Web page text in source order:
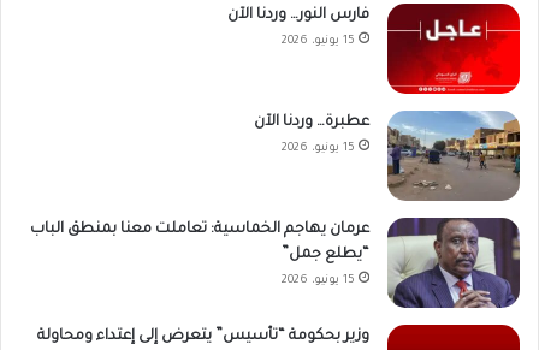
فارس النور… وردنا الآن
15 يونيو، 2026
عطبرة… وردنا الآن
15 يونيو، 2026
عرمان يهاجم الخماسية: تعاملت معنا بمنطق الباب
“يطلع جمل”
15 يونيو، 2026
وزير بحكومة “تأسيس” يتعرض إلى إعتداء ومحاولة